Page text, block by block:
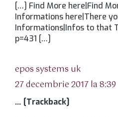
[…] Find More here|Find
Informations here|There
Informations|Infos to that
p=431 […]
epos systems ukspune:
27 decembrie 2017 la 8:39
… [Trackback]